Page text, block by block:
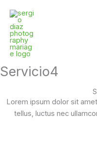
contenido
Servicio4
Lorem ipsum dolor sit
tellus, luctus nec